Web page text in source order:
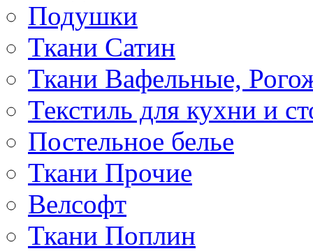
Подушки
Ткани Сатин
Ткани Вафельные,
Текстиль для кухни и
Постельное белье
Ткани Прочие
Велсофт
Ткани Поплин